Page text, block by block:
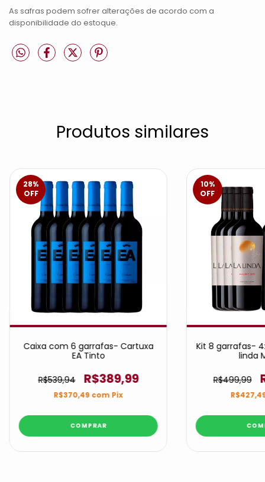
As safras podem sofrer alterações de acordo com a
disponibilidade do estoque.
Produtos similares
28%
OFF
Caixa com 6 garrafas- Cartuxa
EA Tinto
R$539,94 R$389,99
R$370,49 com Pix
10%
OFF
Kit 8 garrafas-
linda
R$499,99